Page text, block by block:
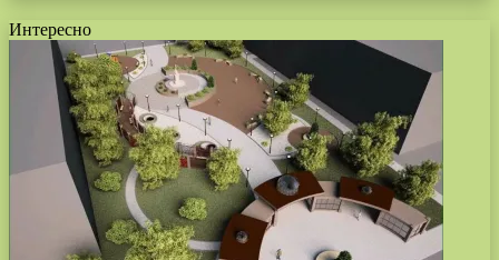
Интересно